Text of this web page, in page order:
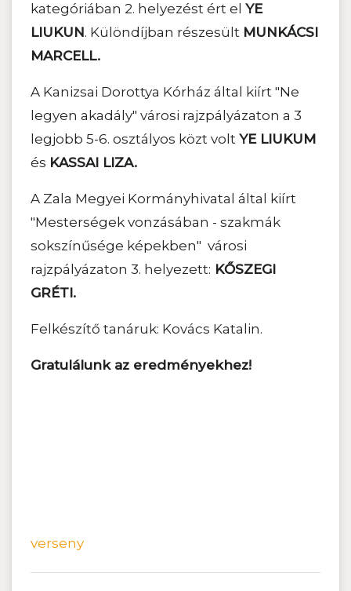
kategóriában 2. helyezést ért el YE
LIUKUN. Különdíjban részesült MUNKÁCSI
MARCELL.
A Kanizsai Dorottya Kórház által kiírt "Ne
legyen akadály" városi rajzpályázaton a 3
legjobb 5-6. osztályos közt volt YE LIUKUM
és KASSAI LIZA.
A Zala Megyei Kormányhivatal által kiírt
"Mesterségek vonzásában - szakmák
sokszínűsége képekben" városi
rajzpályázaton 3. helyezett: KŐSZEGI
GRÉTI.
Felkészítő tanáruk: Kovács Katalin.
Gratulálunk az eredményekhez!
verseny